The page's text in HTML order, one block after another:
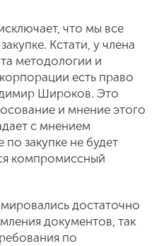
что мы все
Кстати, у члена
методологии и
есть право
Широков. Это
и мнение этого
с мнением
закупке не будет
компромиссный
достаточно
документов, так
по